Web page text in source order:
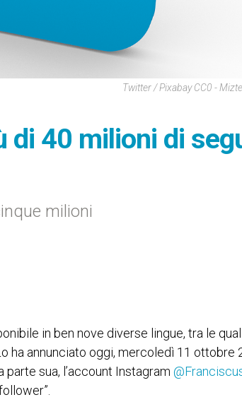
Twitter / Pixabay CC0 -
di 40 milioni di
milioni
in ben nove diverse lingue, tra le
ha annunciato oggi, mercoledì 11 ottobre
sua, l’account Instagram